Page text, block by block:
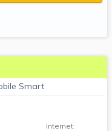
Smart
Internet: